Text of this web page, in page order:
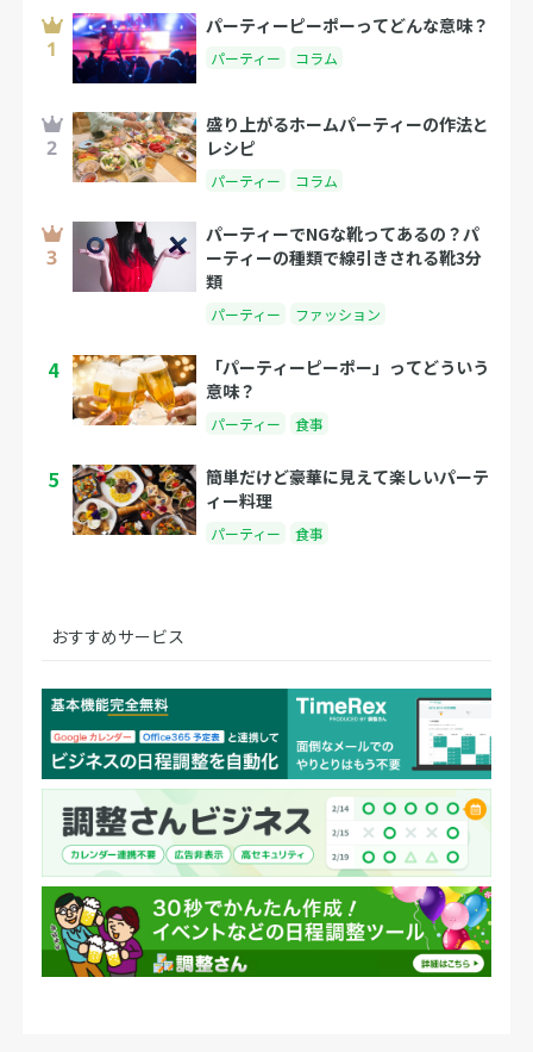
パーティーピーポーってどんな意味？
パーティー コラム
盛り上がるホームパーティーの作法と
レシピ
パーティー コラム
パーティーでNGな靴ってあるの？パ
ーティーの種類で線引きされる靴3分
類
パーティー ファッション
4
「パーティーピーポー」ってどういう
意味？
パーティー 食事
5
簡単だけど豪華に見えて楽しいパーテ
ィー料理
パーティー 食事
おすすめサービス